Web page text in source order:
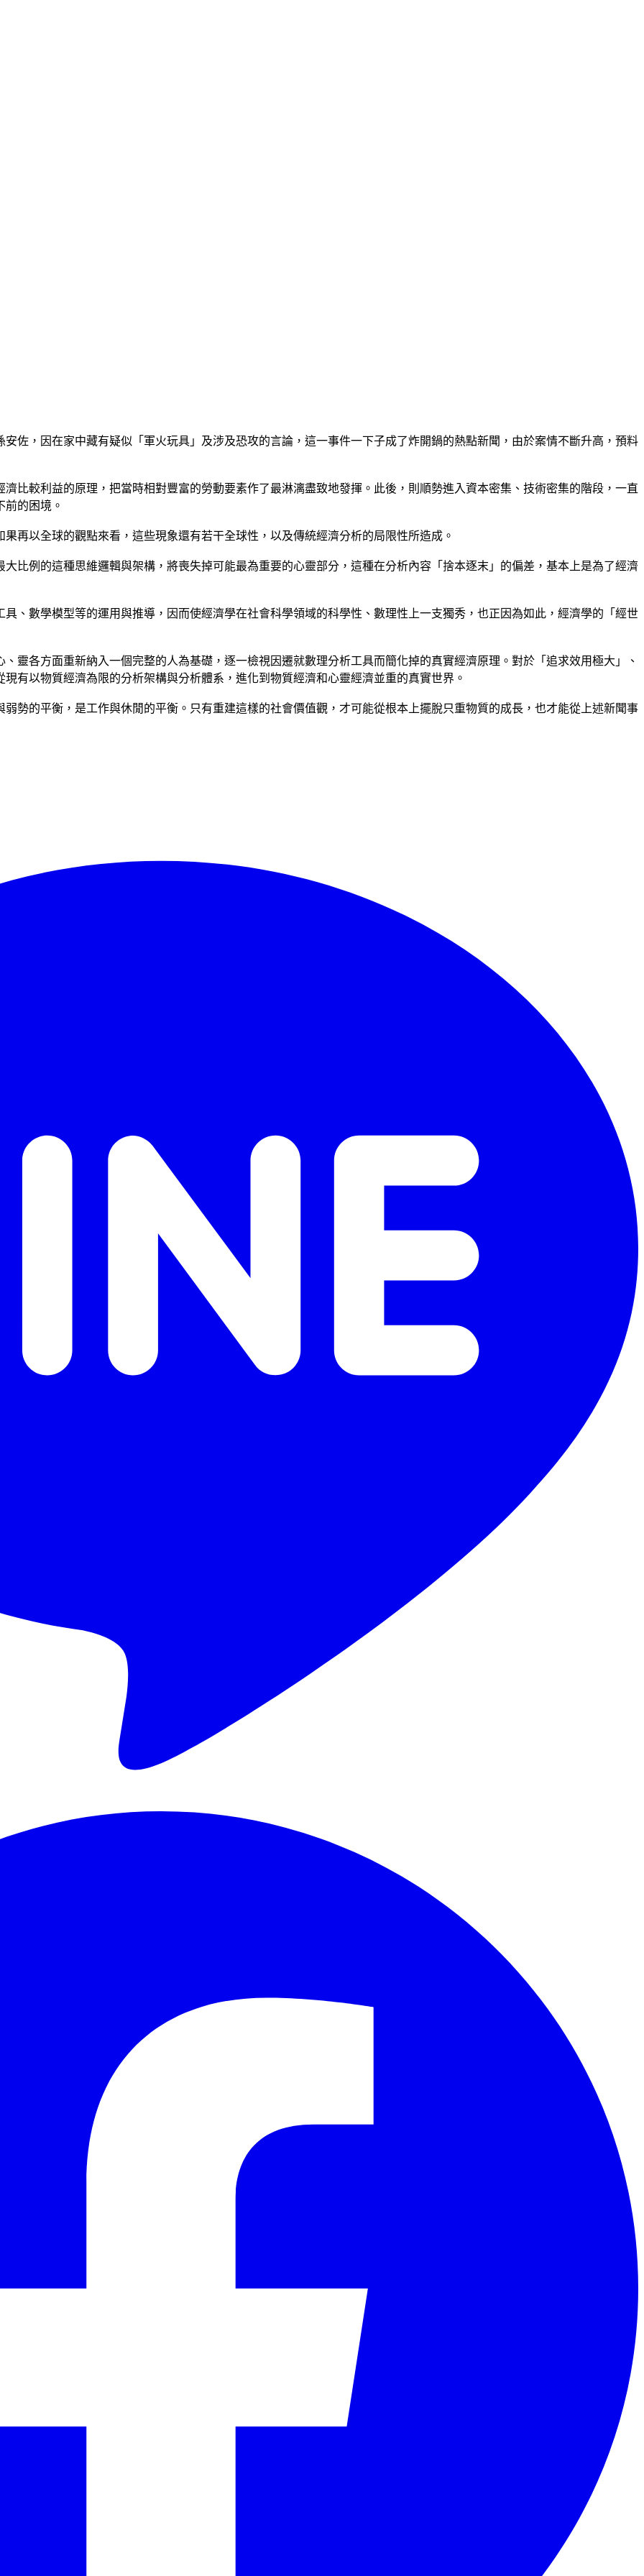
安佐，因在家中藏有疑似「軍火玩具」及涉及恐攻的言論，這一事件一下子成了炸開鍋的熱點新聞，由於案情不斷升高，預料
比較利益的原理，把當時相對豐富的勞動要素作了最淋漓盡致地發揮。此後，則順勢進入資本密集、技術密集的階段，一直
的困境。
再以全球的觀點來看，這些現象還有若干全球性，以及傳統經濟分析的局限性所造成。
比例的這種思維邏輯與架構，將喪失掉可能最為重要的心靈部分，這種在分析內容「捨本逐末」的偏差，基本上是為了經濟
、數學模型等的運用與推導，因而使經濟學在社會科學領域的科學性、數理性上一支獨秀，也正因為如此，經濟學的「經世
靈各方面重新納入一個完整的人為基礎，逐一檢視因遷就數理分析工具而簡化掉的真實經濟原理。對於「追求效用極大」、
有以物質經濟為限的分析架構與分析體系，進化到物質經濟和心靈經濟並重的真實世界。
勢的平衡，是工作與休閒的平衡。只有重建這樣的社會價值觀，才可能從根本上擺脫只重物質的成長，也才能從上述新聞事